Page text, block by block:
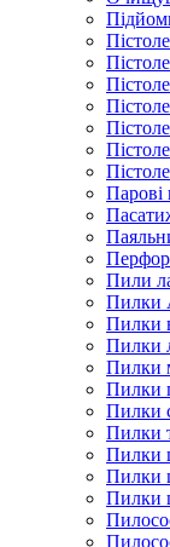
Парові
Пили
Пилки
Пилки
Пилки
Пилки
Пилки
Пилки
Пилки
Пилки
Пилки
Пилки